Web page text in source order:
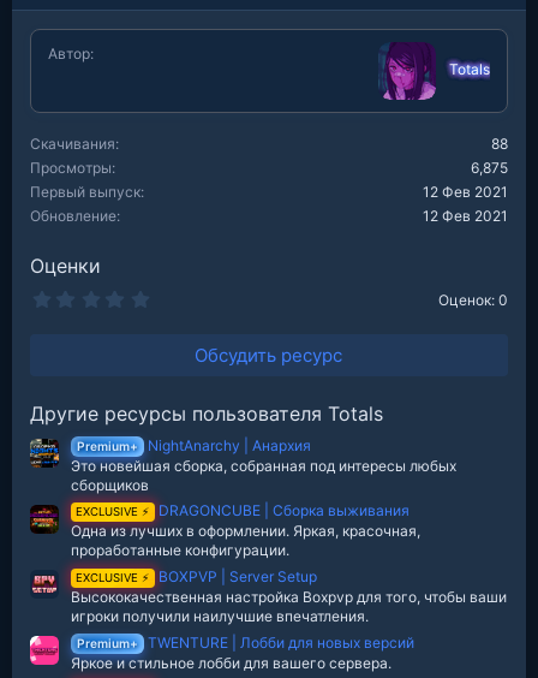
к
ц
иАвтор
Totals
Скачивания
88
Просмотры
6,875
Первый выпуск
12 Фев 2021
Обновление
12 Фев 2021
Оценки
з
д
Оценок: 0
Обсудить ресурс
Другие ресурсы пользователя Totals
Premium+
NightAnarchy | Анархия
Это новейшая сборка, собранная под интересы любых
сборщиков
EXCLUSIVE ⚡
DRAGONCUBE | Сборка выживания
Одна из лучших в оформлении. Яркая, красочная,
проработанные конфигурации.
EXCLUSIVE ⚡
BOXPVP | Server Setup
Высококачественная настройка Boxpvp для того, чтобы ваши
игроки получили наилучшие впечатления.
Premium+
TWENTURE | Лобби для новых версий
Яркое и стильное лобби для вашего сервера.